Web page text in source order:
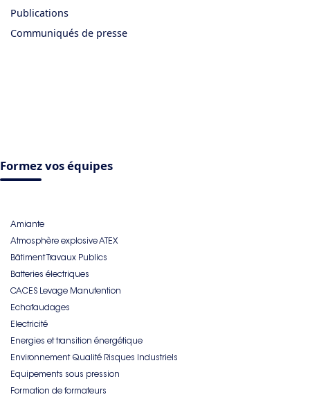
Publications
Communiqués de presse
Formez vos équipes
Amiante
Atmosphère explosive ATEX
Bâtiment Travaux Publics
Batteries électriques
CACES Levage Manutention
Echafaudages
Electricité
Energies et transition énergétique
Environnement Qualité Risques Industriels
Equipements sous pression
Formation de formateurs